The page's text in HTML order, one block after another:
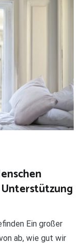
Ein großer
ab, wie gut wir